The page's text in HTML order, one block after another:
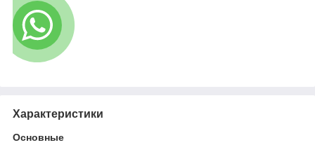
Характеристики
Основные